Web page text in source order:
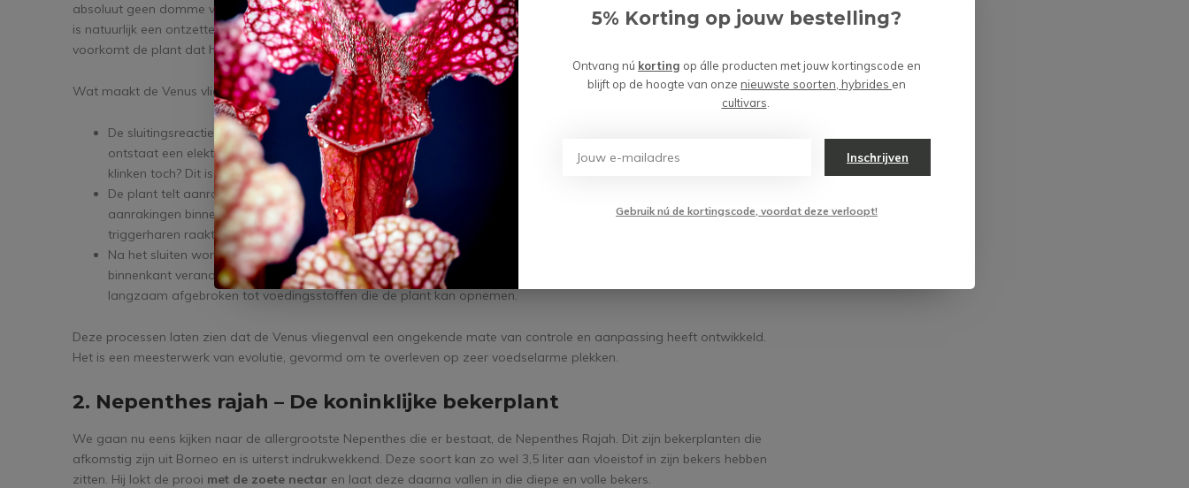
absoluut geen domme val die alles dichtklapt wat er op landt nee, de Venus vliegenval lijkt als het ware na te denken. Dit
is natuurlijk een ontzettend absurd begrip in de plantenwereld. De val sluit pas als er sprake is van een echte prooi. Zo
voorkomt de plant dat hij zijn energie verspilt aan bijvoorbeeld vallende regendruppels of blaadjes.
Wat maakt de Venus vliegenvanger zo cool?
De sluitingsreactie is een soort van elektrisch geladen, het is te vergelijken met een spierreactie. Bij aanraking
ontstaat een elektrisch signaal dat door de plant reist. Pas bij twee signalen volgt er actie. Het zou zelfs bijna dierlijk
klinken toch? Dit is dat wat de Venus vliegenval zo ongelofelijk bijzonder maakt.
De plant telt aanrakingen. Eén aanraking? Dan blijft de val open en reset deze zichzelf als het ware. Twee
aanrakingen binnen 20 seconden? Dan klapt hij dicht. Mocht de prooi daarna blijven bewegen en dus extra
triggerharen raakt, dan wordt dit geteld als bevestiging, waarna de plant de vertering in gang zet.
Na het sluiten wordt de val hermetisch afgesloten. De randen van het blad vormen een soort zegel, waardoor de
binnenkant verandert in een soort natuurlijke maag. Verteringsenzymen worden afgegeven en de prooi wordt
langzaam afgebroken tot voedingsstoffen die de plant kan opnemen.
Deze processen laten zien dat de Venus vliegenval een ongekende mate van controle en aanpassing heeft ontwikkeld.
Het is een meesterwerk van evolutie, gevormd om te overleven op zeer voedselarme plekken.
2. Nepenthes rajah – De koninklijke bekerplant
We gaan nu eens kijken naar de allergrootste Nepenthes die er bestaat, de Nepenthes Rajah. Dit zijn bekerplanten die
afkomstig zijn uit Borneo en is uiterst indrukwekkend. Deze soort kan zo wel 3,5 liter aan vloeistof in zijn bekers hebben
zitten. Hij lokt de prooi met de zoete nectar en laat deze daarna vallen in die diepe en volle bekers.
5% Korting op jouw bestelling?
Ontvang nú korting op álle producten met jouw kortingscode en
blijft op de hoogte van onze nieuwste soorten, hybrides en
cultivars
Inschrijven
Gebruik nú de kortingscode, voordat deze verloopt!